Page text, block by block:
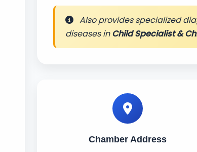
Also provides specialized
diseases inChild Specialist &
Chamber Address